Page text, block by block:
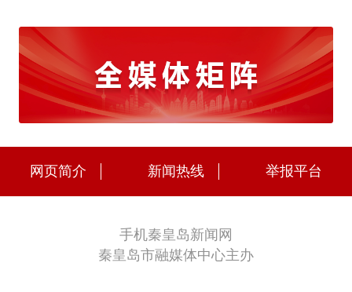
网页简介 新闻热线 举报平台
手机秦皇岛新闻网
秦皇岛市融媒体中心主办